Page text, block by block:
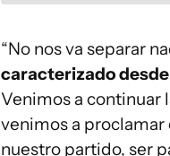
“No nos va separar
caracterizado
Venimos a continuar
venimos a proclamar
nuestro partido, ser